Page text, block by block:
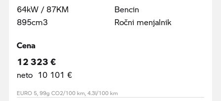
64kW / 87KM
895cm3
Bencin
Ročni menjalnik
Cena
12 323 €
neto 10 101 €
EURO 5, 99g CO2/100 km, 4.3l/100 km